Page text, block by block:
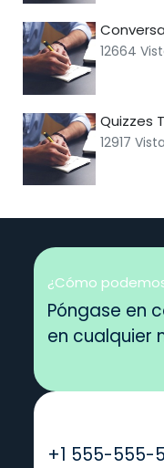
12664
Quizzes
12917
¿Cómo
Póngase en
en cualquier
+1 555-555-